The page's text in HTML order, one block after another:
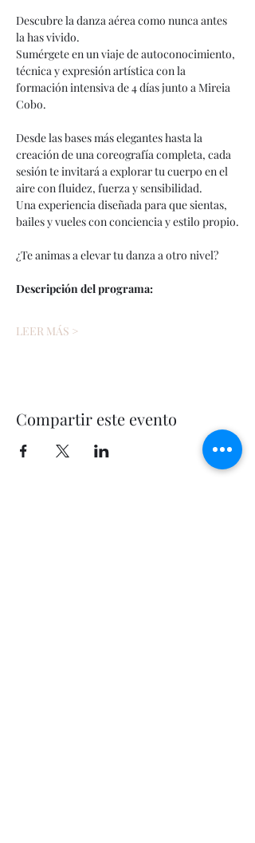
Descubre la danza aérea como nunca antes
la has vivido.
Sumérgete en un viaje de autoconocimiento,
técnica y expresión artística con la
formación intensiva de 4 días junto a Mireia
Cobo.
Desde las bases más elegantes hasta la
creación de una coreografía completa, cada
sesión te invitará a explorar tu cuerpo en el
aire con fluidez, fuerza y sensibilidad.
Una experiencia diseñada para que sientas,
bailes y vueles con conciencia y estilo propio.
¿Te animas a elevar tu danza a otro nivel?
Descripción del programa:
LEER MÁS >
Compartir este evento